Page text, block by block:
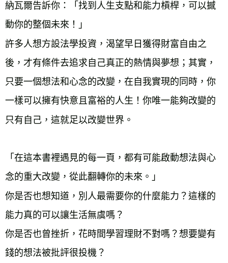
納瓦爾告訴你：「找到人生支點和能力槓桿，可以撼
動你的整個未來！」
許多人想方設法學投資，渴望早日獲得財富自由之
後，才有條件去追求自己真正的熱情與夢想；其實，
只要一個想法和心念的改變，在自我實現的同時，你
一樣可以擁有快意且富裕的人生！你唯一能夠改變的
只有自己，這就足以改變世界。
「在這本書裡遇見的每一頁，都有可能啟動想法與心
念的重大改變，從此翻轉你的未來。」
你是否也想知道，別人最需要你的什麼能力？這樣的
能力真的可以讓生活無虞嗎？
你是否也曾挫折，花時間學習理財不對嗎？想要變有
錢的想法被批評很投機？